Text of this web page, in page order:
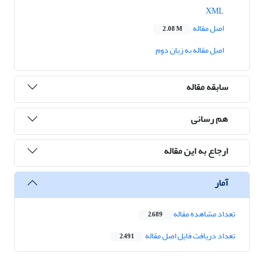
اصل مقاله
2.08 M
اصل مقاله به زبان دوم
سابقه مقاله
هم رسانی
ارجاع به این مقاله
آمار
تعداد مشاهده مقاله 2,689
تعداد دریافت فایل اصل مقاله 2,491